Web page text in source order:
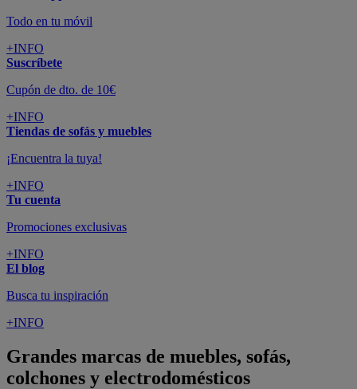
Todo en tu móvil
+INFO
Suscríbete
Cupón de dto. de 10€
+INFO
Tiendas de sofás y muebles
¡Encuentra la tuya!
+INFO
Tu cuenta
Promociones exclusivas
+INFO
El blog
Busca tu inspiración
+INFO
Grandes marcas de muebles, sofás,
colchones y electrodomésticos